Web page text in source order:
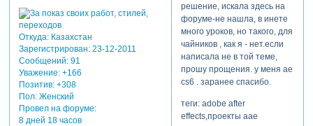
Откуда:Казахстан
Зарегистрирован: 23-12-2011
Сообщений:91
Уважение: +166
Позитив: +308
Пол:Женский
Провел на форуме:
8 дней 18 часов
решение, искала здесь на
форуме-не нашла, в инете
много уроков, но такого, для
чайников , как я - нет.если
написала не в той теме,
прошу прощения. у меня ае
сs6 . заранее спасибо.
теги: adobe after
effects,проекты aae